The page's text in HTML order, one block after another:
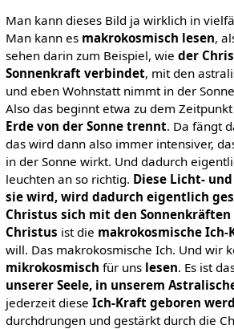
Man kann dieses Bild ja wirklich in
Man kann es makrokosmisch lesen,
sehen darin zum Beispiel, wie der
Sonnenkraft verbindet, mit den
und eben Wohnstatt nimmt in der
Also das beginnt etwa zu dem
Erde von der Sonne trennt. Da fängt
das wird dann also immer intensiver,
in der Sonne wirkt. Und dadurch
leuchten an so richtig. Diese Licht-
sie wird, wird dadurch eigentlich
Christus sich mit den
Christus ist die makrokosmische Ich-
will. Das makrokosmische Ich. Und wir
mikrokosmisch für uns lesen. Es ist
unserer Seele, in unserem
jederzeit diese Ich-Kraft geboren
durchdrungen und gestärkt durch die